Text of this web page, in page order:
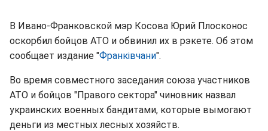
В Ивано-Франковской мэр Косова Юрий Плосконос
оскорбил бойцов АТО и обвинил их в рэкете. Об этом
сообщает издание "Франківчани".
Во время совместного заседания союза участников
АТО и бойцов "Правого сектора" чиновник назвал
украинских военных бандитами, которые вымогают
деньги из местных лесных хозяйств.